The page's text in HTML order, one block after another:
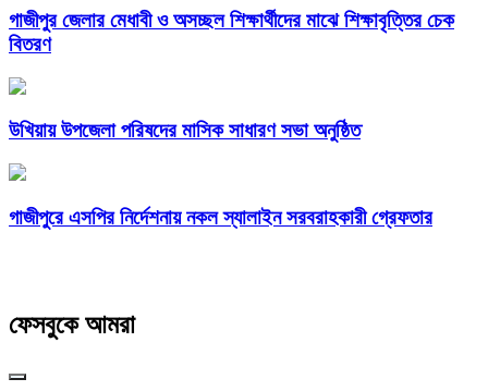
গাজীপুর জেলার মেধাবী ও অসচ্ছল শিক্ষার্থীদের মাঝে শিক্ষাবৃত্তির চেক
বিতরণ
উখিয়ায় উপজেলা পরিষদের মাসিক সাধারণ সভা অনুষ্ঠিত
গাজীপুরে এসপির নির্দেশনায় নকল স্যালাইন সরবরাহকারী গ্রেফতার
ফেসবুকে আমরা